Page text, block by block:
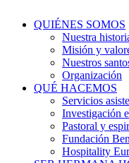
QUIÉNES SOMOS
Nuestra
Misión y
Nuestros
Organización
QUÉ HACEMOS
Servicios
Investigación
Pastoral y
Fundación
Hospitality